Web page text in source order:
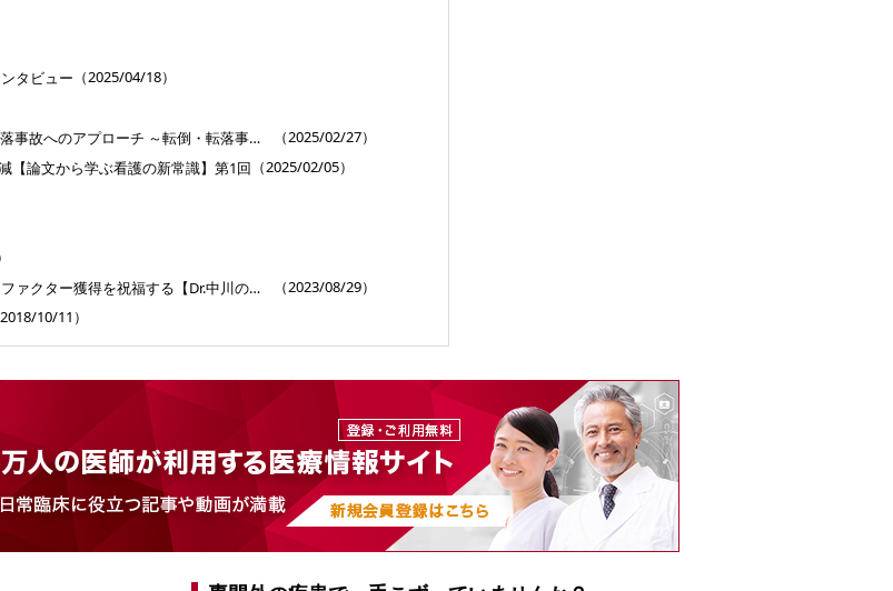
タビュー （2025/04/18）
医療・介護施設従事者のための転倒・転落事故へのアプローチ ～転倒・転落事故のメカニズム、予防、事故後フォローのすべて～
（2025/02/27）
【論文から学ぶ看護の新常識】第1回 （2025/02/05）
旬をグルメしながらCVIT誌のインパクトファクター獲得を祝福する【Dr.中川の「論文・見聞・いい気分」】第63回
（2023/08/29）
2018/10/11）